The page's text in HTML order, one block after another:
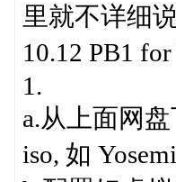
里就不详细
10.12 PB1
1.
a.从上面网
iso, 如